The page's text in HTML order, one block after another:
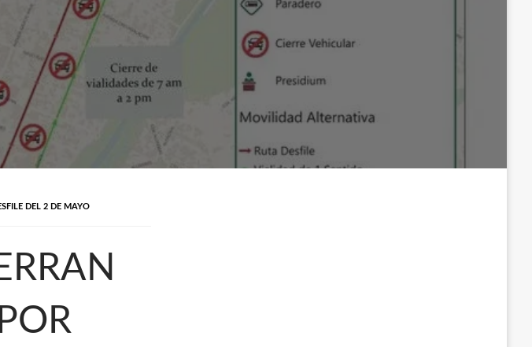
DEL 2 DE MAYO